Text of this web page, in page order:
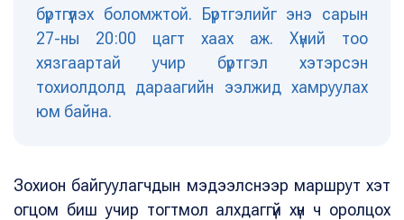
бүртгүүлэх боломжтой. Бүртгэлийг энэ сарын
27-ны 20:00 цагт хаах аж. Хүний тоо
хязгаартай учир бүртгэл хэтэрсэн
тохиолдолд дараагийн ээлжид хамруулах
юм байна.
Зохион байгуулагчдын мэдээлснээр маршрут хэт
огцом биш учир тогтмол алхдаггүй хүн ч оролцох